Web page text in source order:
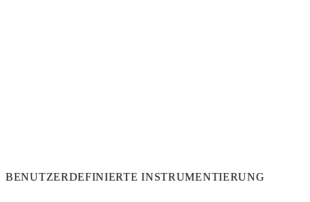
BENUTZERDEFINIERTE INSTRUMENTIERUNG